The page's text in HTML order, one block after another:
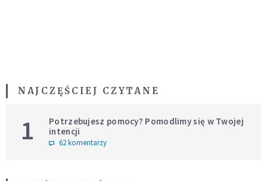
NAJCZĘŚCIEJ CZYTANE
1
Potrzebujesz pomocy? Pomodlimy się w Twojej
intencji
62 komentarzy